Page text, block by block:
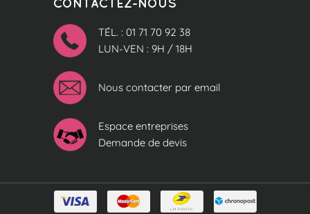
TÉL. : 01 71 70 92 38
LUN-VEN : 9H / 18H
Nous contacter par email
Espace entreprises
Demande de devis